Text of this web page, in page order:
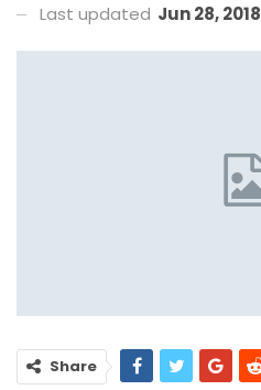
Last updated Jun 28, 2018
Share